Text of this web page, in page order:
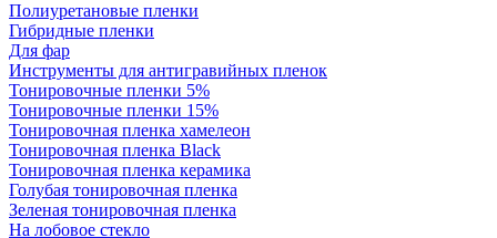
Полиуретановые пленки
Гибридные пленки
Для фар
Инструменты для антигравийных пленок
Тонировочные пленки 5%
Тонировочные пленки 15%
Тонировочная пленка хамелеон
Тонировочная пленка Black
Тонировочная пленка керамика
Голубая тонировочная пленка
Зеленая тонировочная пленка
На лобовое стекло